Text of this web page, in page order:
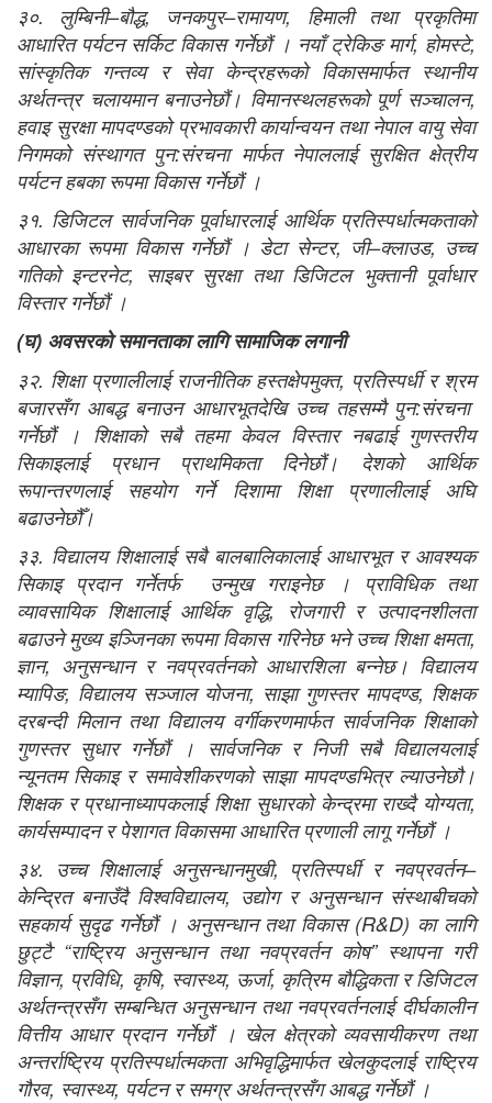
३०. लुम्बिनी–बौद्ध, जनकपुर–रामायण, हिमाली तथा प्रकृतिमा
आधारित पर्यटन सर्किट विकास गर्नेछौं । नयाँ ट्रेकिङ मार्ग, होमस्टे,
सांस्कृतिक गन्तव्य र सेवा केन्द्रहरूको विकासमार्फत स्थानीय
अर्थतन्त्र चलायमान बनाउनेछौं। विमानस्थलहरूको पूर्ण सञ्चालन,
हवाइ सुरक्षा मापदण्डको प्रभावकारी कार्यान्वयन तथा नेपाल वायु सेवा
निगमको संस्थागत पुन:संरचना मार्फत नेपाललाई सुरक्षित क्षेत्रीय
पर्यटन हबका रूपमा विकास गर्नेछौं ।
३१. डिजिटल सार्वजनिक पूर्वाधारलाई आर्थिक प्रतिस्पर्धात्मकताको
आधारका रूपमा विकास गर्नेछौं । डेटा सेन्टर, जी–क्लाउड, उच्च
गतिको इन्टरनेट, साइबर सुरक्षा तथा डिजिटल भुक्तानी पूर्वाधार
विस्तार गर्नेछौं ।
(घ) अवसरको समानताका लागि सामाजिक लगानी
३२. शिक्षा प्रणालीलाई राजनीतिक हस्तक्षेपमुक्त, प्रतिस्पर्धी र श्रम
बजारसँग आबद्ध बनाउन आधारभूतदेखि उच्च तहसम्मै पुन:संरचना
गर्नेछौं । शिक्षाको सबै तहमा केवल विस्तार नबढाई गुणस्तरीय
सिकाइलाई प्रधान प्राथमिकता दिनेछौं। देशको आर्थिक
रूपान्तरणलाई सहयोग गर्ने दिशामा शिक्षा प्रणालीलाई अघि
बढाउनेछौँ।
३३. विद्यालय शिक्षालाई सबै बालबालिकालाई आधारभूत र आवश्यक
सिकाइ प्रदान गर्नेतर्फ उन्मुख गराइनेछ । प्राविधिक तथा
व्यावसायिक शिक्षालाई आर्थिक वृद्धि, रोजगारी र उत्पादनशीलता
बढाउने मुख्य इञ्जिनका रूपमा विकास गरिनेछ भने उच्च शिक्षा क्षमता,
ज्ञान, अनुसन्धान र नवप्रवर्तनको आधारशिला बन्नेछ। विद्यालय
म्यापिङ, विद्यालय सञ्जाल योजना, साझा गुणस्तर मापदण्ड, शिक्षक
दरबन्दी मिलान तथा विद्यालय वर्गीकरणमार्फत सार्वजनिक शिक्षाको
गुणस्तर सुधार गर्नेछौं । सार्वजनिक र निजी सबै विद्यालयलाई
न्यूनतम सिकाइ र समावेशीकरणको साझा मापदण्डभित्र ल्याउनेछौ।
शिक्षक र प्रधानाध्यापकलाई शिक्षा सुधारको केन्द्रमा राख्दै योग्यता,
कार्यसम्पादन र पेशागत विकासमा आधारित प्रणाली लागू गर्नेछौं ।
३४. उच्च शिक्षालाई अनुसन्धानमुखी, प्रतिस्पर्धी र नवप्रवर्तन–
केन्द्रित बनाउँदै विश्वविद्यालय, उद्योग र अनुसन्धान संस्थाबीचको
सहकार्य सुदृढ गर्नेछौं । अनुसन्धान तथा विकास (R&D) का लागि
छुट्टै “राष्ट्रिय अनुसन्धान तथा नवप्रवर्तन कोष” स्थापना गरी
विज्ञान, प्रविधि, कृषि, स्वास्थ्य, ऊर्जा, कृत्रिम बौद्धिकता र डिजिटल
अर्थतन्त्रसँग सम्बन्धित अनुसन्धान तथा नवप्रवर्तनलाई दीर्घकालीन
वित्तीय आधार प्रदान गर्नेछौं । खेल क्षेत्रको व्यवसायीकरण तथा
अन्तर्राष्ट्रिय प्रतिस्पर्धात्मकता अभिवृद्धिमार्फत खेलकुदलाई राष्ट्रिय
गौरव, स्वास्थ्य, पर्यटन र समग्र अर्थतन्त्रसँग आबद्ध गर्नेछौं ।